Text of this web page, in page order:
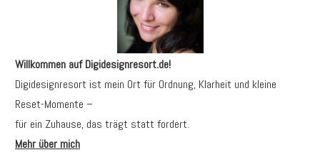
Willkommen auf Digidesignresort.de!
Digidesignresort ist mein Ort für Ordnung, Klarheit und kleine
Reset-Momente –
für ein Zuhause, das trägt statt fordert.
Mehr über mich